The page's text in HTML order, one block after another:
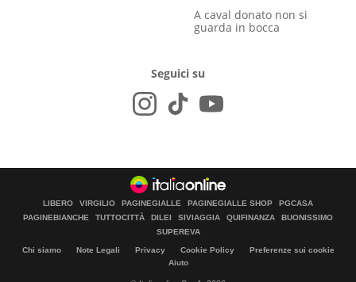
A caval donato non si
guarda in bocca
Seguici su
LIBERO VIRGILIO PAGINEGIALLE PAGINEGIALLE SHOP
PGCASA
PAGINEBIANCHE
TUTTOCITTÀ DILEI SIVIAGGIA QUIFINANZA
BUONISSIMO
SUPEREVA
Chi siamo Note Legali Privacy Cookie Policy
Preferenze sui cookie
Aiuto